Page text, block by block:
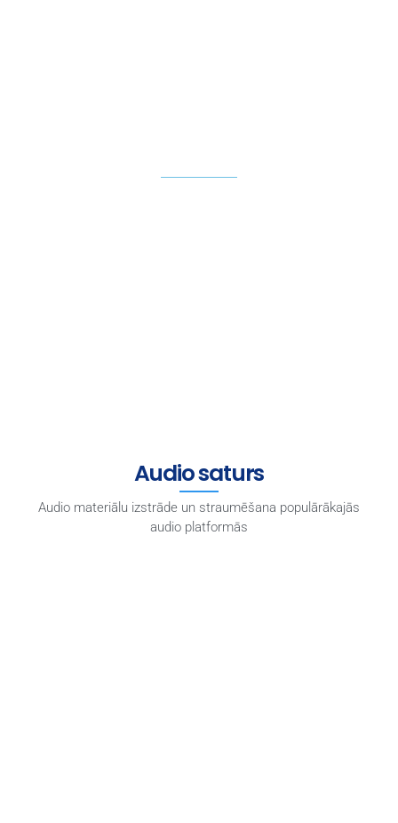
Audio saturs
Audio materiālu izstrāde un straumēšana populārākajās
audio platformās